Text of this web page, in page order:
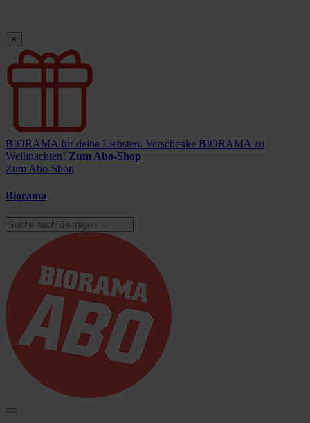
×
BIORAMA für deine Liebsten. Verschenke BIORAMA zu
Weihnachten! Zum Abo-Shop
Zum Abo-Shop
Biorama